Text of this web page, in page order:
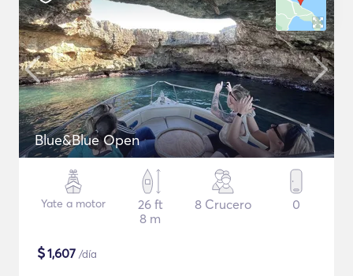
Blue&Blue Open
Yate a motor
26 ft
8 m
8 Crucero 0
$1,607 /día